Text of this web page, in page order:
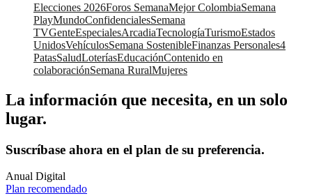
Elecciones 2026Foros SemanaMejor ColombiaSemana
PlayMundoConfidencialesSemana
TVGenteEspecialesArcadiaTecnologíaTurismoEstados
UnidosVehículosSemana SostenibleFinanzas Personales4
PatasSaludLoteríasEducaciónContenido en
colaboraciónSemana RuralMujeres
La información que necesita, en un solo
lugar.
Suscríbase ahora en el plan de su preferencia.
Anual Digital
Plan recomendado